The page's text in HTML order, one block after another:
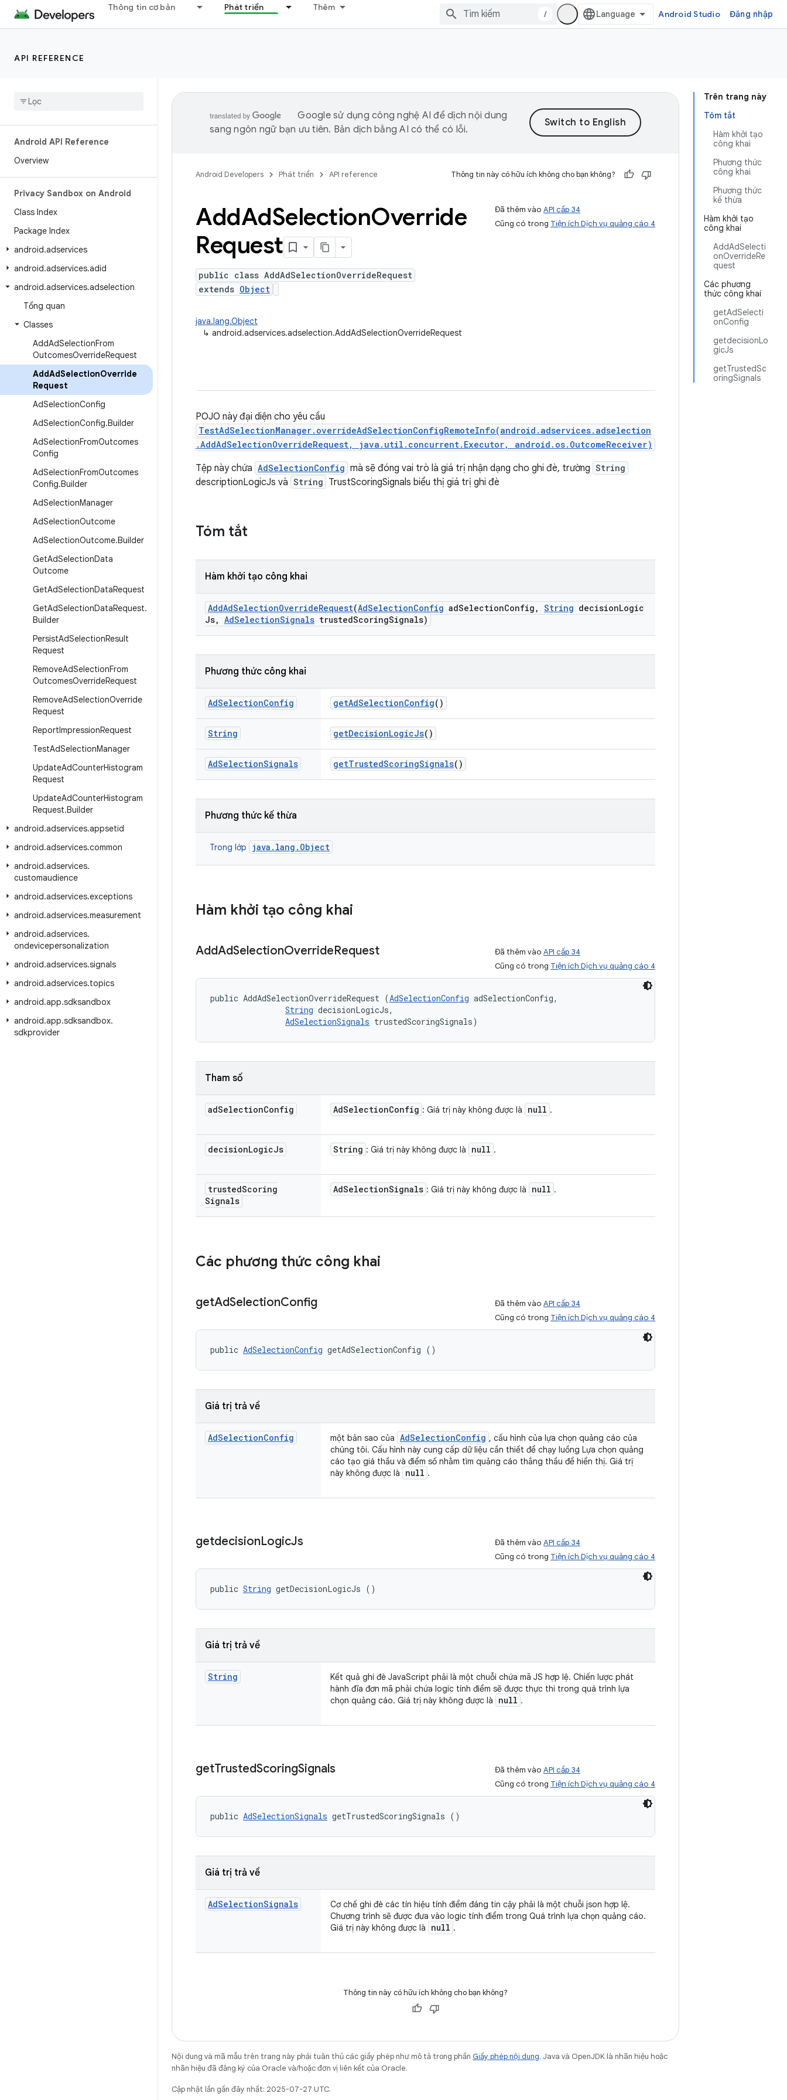
Thông tin cơ bản Phát triển Thêm
/ Android Studio Đăng nhập
API REFERENCE
Android API Reference
Overview
Privacy Sandbox on Android
Class Index
Package Index
android.adservices
android.adservices.adid
android.adservices.adselection
Tổng quan
Classes
AddAdSelectionFrom
OutcomesOverrideRequest
AddAdSelectionOverride
Request
AdSelectionConfig
AdSelectionConfig.Builder
AdSelectionFromOutcomes
Config
AdSelectionFromOutcomes
Config.Builder
AdSelectionManager
AdSelectionOutcome
AdSelectionOutcome.Builder
GetAdSelectionData
Outcome
GetAdSelectionDataRequest
GetAdSelectionDataRequest.
Builder
PersistAdSelectionResult
Request
RemoveAdSelectionFrom
OutcomesOverrideRequest
RemoveAdSelectionOverride
Request
ReportImpressionRequest
TestAdSelectionManager
UpdateAdCounterHistogram
Request
UpdateAdCounterHistogram
Request.Builder
android.adservices.appsetid
android.adservices.common
android.adservices.
customaudience
android.adservices.exceptions
android.adservices.measurement
android.adservices.
ondevicepersonalization
android.adservices.signals
android.adservices.topics
android.app.sdksandbox
android.app.sdksandbox.
sdkprovider
Trên trang này
Tóm tắt
Hàm khởi tạo
công khai
Phương thức
công khai
Phương thức
kế thừa
Hàm khởi tạo
công khai
AddAdSelecti
onOverrideRe
quest
Các phương
thức công khai
getAdSelecti
onConfig
getdecisionLo
gicJs
getTrustedSc
oringSignals
Google sử dụng công nghệ AI để dịch nội dung
sang ngôn ngữ bạn ưu tiên. Bản dịch bằng AI có thể có lỗi.
Android Developers Phát triển API reference Thông tin này có hữu ích không cho bạn không?
Đã thêm vào API cấp 34
Cũng có trong Tiện ích Dịch vụ quảng cáo 4
AddAdSelectionOverride
Request
public class AddAdSelectionOverrideRequest
extends Object
java.lang.Object
↳ android.adservices.adselection.AddAdSelectionOverrideRequest
POJO này đại diện cho yêu cầu
TestAdSelectionManager.overrideAdSelectionConfigRemoteInfo(android.adservices.adselection
.AddAdSelectionOverrideRequest, java.util.concurrent.Executor, android.os.OutcomeReceiver)
Tệp này chứa AdSelectionConfig mà sẽ đóng vai trò là giá trị nhận dạng cho ghi đè, trường String
descriptionLogicJs và String TrustScoringSignals biểu thị giá trị ghi đè
Tóm tắt
Hàm khởi tạo công khai
AddAdSelectionOverrideRequest(AdSelectionConfig adSelectionConfig , String decisionLogic
Js, AdSelectionSignals trustedScoringSignals)
Phương thức công khai
AdSelectionConfig getAdSelectionConfig()
String getDecisionLogicJs()
AdSelectionSignals getTrustedScoringSignals()
Phương thức kế thừa
Trong lớp java.lang.Object
Hàm khởi tạo công khai
AddAdSelectionOverrideRequest Đã thêm vào API cấp 34
Cũng có trong Tiện ích Dịch vụ quảng cáo 4
public AddAdSelectionOverrideRequest (AdSelectionConfig adSelectionConfig,
String decisionLogicJs,
AdSelectionSignals trustedScoringSignals)
Tham số
adSelectionConfig AdSelectionConfig : Giá trị này không được là null .
decisionLogicJs String : Giá trị này không được là null .
trustedScoring
Signals
AdSelectionSignals : Giá trị này không được là null .
Các phương thức công khai
getAdSelectionConfig Đã thêm vào API cấp 34
Cũng có trong Tiện ích Dịch vụ quảng cáo 4
public AdSelectionConfig getAdSelectionConfig ()
Giá trị trả về
AdSelectionConfig một bản sao của AdSelectionConfig , cấu hình của lựa chọn quảng cáo của
chúng tôi. Cấu hình này cung cấp dữ liệu cần thiết để chạy luồng Lựa chọn quảng
cáo tạo giá thầu và điểm số nhằm tìm quảng cáo thắng thầu để hiển thị. Giá trị
này không được là
null .
getdecisionLogicJs Đã thêm vào API cấp 34
Cũng có trong Tiện ích Dịch vụ quảng cáo 4
public String getDecisionLogicJs ()
Giá trị trả về
String
Kết quả ghi đè JavaScript phải là một chuỗi chứa mã JS hợp lệ. Chiến lược phát
hành đĩa đơn mã phải chứa logic tính điểm sẽ được thực thi trong quá trình lựa
chọn quảng cáo. Giá trị này không được là
null .
getTrustedScoringSignals Đã thêm vào API cấp 34
Cũng có trong Tiện ích Dịch vụ quảng cáo 4
public AdSelectionSignals getTrustedScoringSignals ()
Giá trị trả về
AdSelectionSignals
Cơ chế ghi đè các tín hiệu tính điểm đáng tin cậy phải là một chuỗi json hợp lệ.
Chương trình sẽ được đưa vào logic tính điểm trong Quá trình lựa chọn quảng cáo.
Giá trị này không được là
null .
Thông tin này có hữu ích không cho bạn không?
Nội dung và mã mẫu trên trang này phải tuân thủ các giấy phép như mô tả trong phần Giấy phép nội dung. Java và OpenJDK là nhãn hiệu hoặc
nhãn hiệu đã đăng ký của Oracle và/hoặc đơn vị liên kết của Oracle.
Cập nhật lần gần đây nhất: 2025-07-27 UTC.